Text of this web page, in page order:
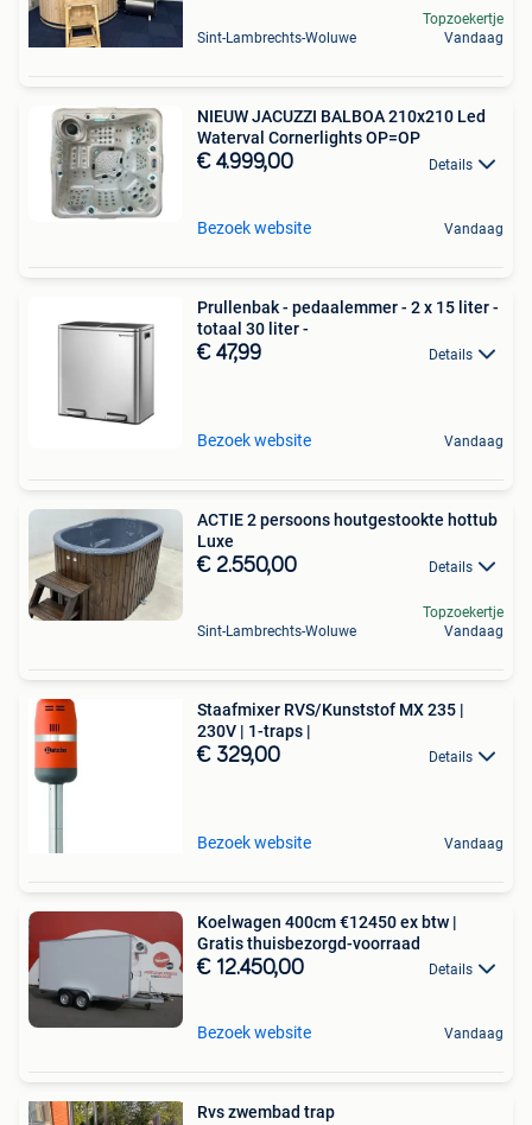
Sint-Lambrechts-Woluwe
Topzoekertje
Vandaag
NIEUW JACUZZI BALBOA 210x210 Led
Waterval Cornerlights OP=OP
€ 4.999,00 Details
Bezoek website Vandaag
Prullenbak - pedaalemmer - 2 x 15 liter -
totaal 30 liter -
€ 47,99 Details
Bezoek website Vandaag
ACTIE 2 persoons houtgestookte hottub
Luxe
€ 2.550,00 Details
Sint-Lambrechts-Woluwe
Topzoekertje
Vandaag
Staafmixer RVS/Kunststof MX 235 |
230V | 1-traps |
€ 329,00 Details
Bezoek website Vandaag
Koelwagen 400cm €12450 ex btw |
Gratis thuisbezorgd-voorraad
€ 12.450,00 Details
Bezoek website Vandaag
Rvs zwembad trap